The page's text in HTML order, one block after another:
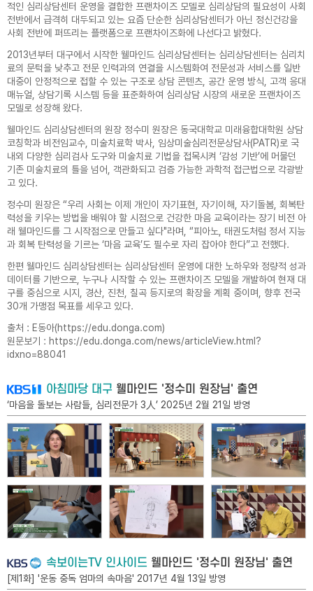
적인 심리상담센터 운영을 결합한 프랜차이즈 모델로 심리상담의 필요성이 사회
전반에서 급격히 대두되고 있는 요즘 단순한 심리상담센터가 아닌 정신건강을
사회 전반에 퍼뜨리는 플랫폼으로 프랜차이즈화에 나선다고 밝혔다.
2013년부터 대구에서 시작한 웰마인드 심리상담센터는 심리상담센터는 심리치
료의 문턱을 낮추고 전문 인력과의 연결을 시스템화여 전문성과 서비스를 일반
대중이 안정적으로 접할 수 있는 구조로 상담 콘텐츠, 공간 운영 방식, 고객 응대
매뉴얼, 상담기록 시스템 등을 표준화하여 심리상담 시장의 새로운 프랜차이즈
모델로 성장해 왔다.
웰마인드 심리상담센터의 원장 정수미 원장은 동국대학교 미래융합대학원 상담
코칭학과 비전임교수, 미술치료학 박사, 임상미술심리전문상담사(PATR)로 국
내외 다양한 심리검사 도구와 미술치료 기법을 접목시켜 ‘감성 기반’에 머물던
기존 미술치료의 틀을 넘어, 객관화되고 검증 가능한 과학적 접근법으로 각광받
고 있다.
정수미 원장은 “우리 사회는 이제 개인이 자기표현, 자기이해, 자기돌봄, 회복탄
력성을 키우는 방법을 배워야 할 시점으로 건강한 마음 교육이라는 장기 비전 아
래 웰마인드를 그 시작점으로 만들고 싶다"라며, “피아노, 태권도처럼 정서 지능
과 회복 탄력성을 기르는 ‘마음 교육’도 필수로 자리 잡아야 한다”고 전했다.
한편 웰마인드 심리상담센터는 심리상담센터 운영에 대한 노하우와 정량적 성과
데이터를 기반으로, 누구나 시작할 수 있는 프랜차이즈 모델을 개발하여 현재 대
구를 중심으로 시지, 경산, 진천, 칠곡 등지로의 확장을 계획 중이며, 향후 전국
30개 가맹점 목표를 세우고 있다.
출처 : E동아(https://edu.donga.com)
원문보기 : https://edu.donga.com/news/articleView.html?
idxno=88041
아침마당 대구 웰마인드 '정수미 원장님' 출연
‘마음을 돌보는 사람들, 심리전문가 3人’ 2025년 2월 21일 방영
속보이는TV 인사이드 웰마인드 '정수미 원장님' 출연
[제1화] '운동 중독 엄마의 속마음' 2017년 4월 13일 방영